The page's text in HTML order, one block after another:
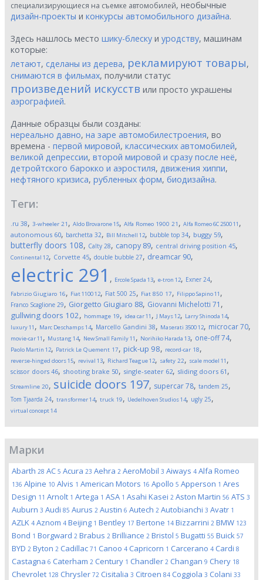
специализирующиеся на съемке автомобилей, необычные
дизайн-проекты и конкурсы автомобильного дизайна.
Здесь нашлось место шику-блеску и уродству, машинам
которые:
летают, сделаны из дерева, рекламируют товары,
снимаются в фильмах, получили статус
произведений искусств или просто украшены
аэрографией.
Данные образцы были созданы:
нереально давно, на заре автомобилестроения, во
времена - первой мировой, классических автомобилей,
великой депрессии, второй мировой и сразу после неё,
детройтского барокко и аэростиля, движения хиппи,
нефтяного кризиса, рубленных форм, биодизайна.
Теги:
.ru 38, 3-wheeler 21 , Aldo Brovarone15, Alfa Romeo 1900 21 , Alfa Romeo 6C 250011 ,
autonomous 60, barchetta 32, Bill Mitchell 12, bubble top 34, buggy 59,
butterfly doors 108, Calty 28, canopy 89, central driving position 45,
Continental 12, Corvette 45, double bubble 27, dreamcar 90,
electric 291 , Ercole Spada 13, e-tron 12, Exner 24,
Fabrizio Giugiaro 16, Fiat 110012, Fiat 500 25, Fiat 850 17, Filippo Sapino11 ,
Franco Scaglione 29, Giorgetto Giugiaro 88, Giovanni Michelotti 71 ,
gullwing doors 102, hommage 19, idea car11 , J Mays12, Larry Shinoda 14,
luxury11 , Marc Deschamps14, Marcello Gandini 38, Maserati 350012, microcar70,
movie-car11 , Mustang 14, New Small Family11 , Norihiko Harada 13, one-off74,
Paolo Martin 12, Patrick Le Quement 17, pick-up 98, record-car 18,
reverse-hinged doors15, revival 13, Richard Teague12, safety 22, scale model 11 ,
scissor doors 46, shooting brake 50, single-seater 62, sliding doors 61 ,
Streamline 20, suicide doors 197, supercar78, tandem 25,
Tom Tjaarda 24, transformer14, truck 19, Uedelhoven Studios14, ugly 25,
virtual concept14
Марки
Abarth 28 AC 5 Acura 23 Aehra 2 AeroMobil 3 Aiways 4 Alfa Romeo
136 Alpine 10 Alvis 1 American Motors 16 Apollo 5 Apperson 1 Ares
Design 11 Arnolt 1 Artega 1 ASA 1 Asahi Kasei 2 Aston Martin 56 ATS 3
Auburn 3 Audi 85 Aurus 2 Austin 6 Autech 2 Autobianchi 3 Avatr 1
AZLK 4 Aznom 4 Beijing 1 Bentley 17 Bertone 14 Bizzarrini 2 BMW 123
Bond 1 Borgward 2 Brabus 2 Brilliance 2 Bristol 5 Bugatti 55 Buick 57
BYD 2 Byton 2 Cadillac 71 Canoo 4 Capricorn 1 Carcerano 4 Cardi 8
Castagna 6 Caterham 2 Century 1 Chandler 2 Changan 9 Chery 18
Chevrolet 128 Chrysler 72 Cisitalia 3 Citroen 84 Coggiola 3 Colani 33